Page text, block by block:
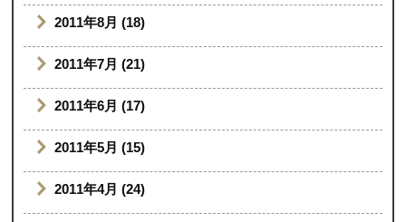
2011年8月 (18)
2011年7月 (21)
2011年6月 (17)
2011年5月 (15)
2011年4月 (24)